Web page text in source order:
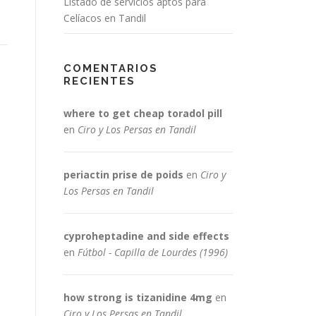
Celíacos en Tandil
COMENTARIOS
RECIENTES
where to get cheap toradol pill
en Ciro y Los Persas en Tandil
periactin prise de poids en Ciro y
Los Persas en Tandil
cyproheptadine and side effects
en Fútbol - Capilla de Lourdes (1996)
how strong is tizanidine 4mg en